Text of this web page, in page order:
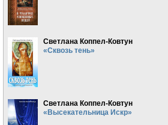
Светлана Коппел-Ковтун
«Сквозь тень»
Светлана Коппел-Ковтун
«Высекательница Искр»